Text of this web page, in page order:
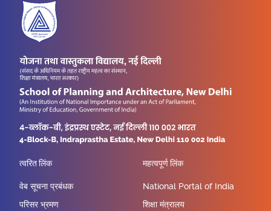
त्वरित लिंक
वेब सूचना प्रबंधक
परिसर भ्रमण
महत्वपूर्ण लिंक
National Portal of India
शिक्षा मंत्रालय